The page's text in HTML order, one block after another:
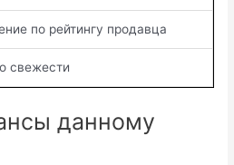
по рейтингу продавца
свежести
данному